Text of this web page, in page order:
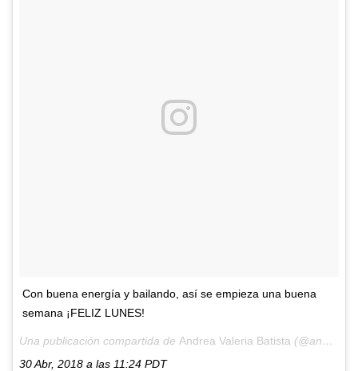
Con buena energía y bailando, así se empieza una buena
semana ¡FELIZ LUNES!
Una publicación compartida de Andrea Valeria Batista (@andreavb19) el
30 Abr, 2018 a las 11:24 PDT